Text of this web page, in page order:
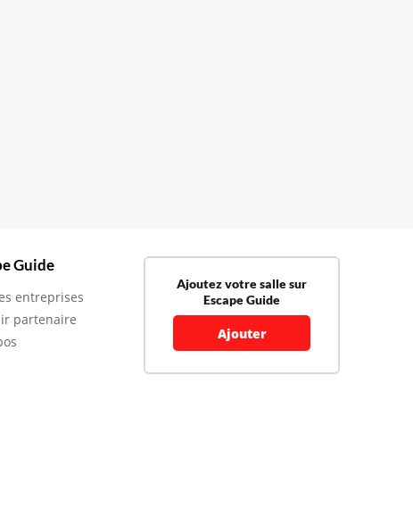
Guide
entreprises
partenaire
Ajoutez votre salle sur
Escape Guide
Ajouter